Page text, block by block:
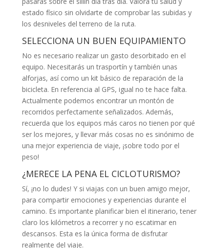
estado físico sin olvidarte de comprobar las subidas y
los desniveles del terreno de la ruta.
SELECCIONA UN BUEN EQUIPAMIENTO
No es necesario realizar un gasto desorbitado en el
equipo. Necesitarás un trasportín y también unas
alforjas, así como un kit básico de reparación de la
bicicleta. En referencia al GPS, igual no te hace falta.
Actualmente podemos encontrar un montón de
recorridos perfectamente señalizados. Además,
recuerda que los equipos más caros no tienen por qué
ser los mejores, y llevar más cosas no es sinónimo de
una mejor experiencia de viaje, ¡sobre todo por el
peso!
¿MERECE LA PENA EL CICLOTURISMO?
Sí, ¡no lo dudes! Y si viajas con un buen amigo mejor,
para compartir emociones y experiencias durante el
camino. Es importante planificar bien el itinerario, tener
claro los kilómetros a recorrer y no escatimar en
descansos. Esta es la única forma de disfrutar
realmente del viaje.